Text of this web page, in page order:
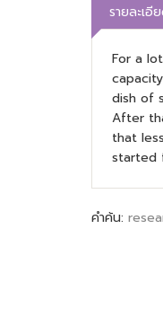
รายละเ
For a
dish of
After
that
started
คำค้น: